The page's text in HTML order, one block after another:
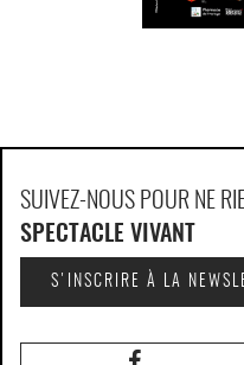
SUIVEZ-NOUS POUR NE
SPECTACLE VIVANT
S'INSCRIRE À LA